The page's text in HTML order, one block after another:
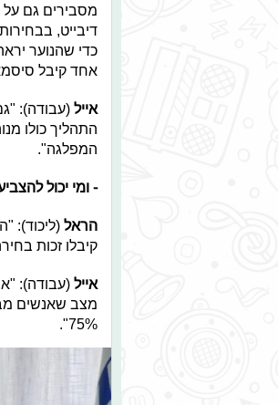
מסבירים גם
כדי שהנוער
אחד קיבל
אייל (עבודה):
התהליך כולו
המפלגה".
- ומי יכול
הראל (ליכוד):
קיבלו זכות
אייל (עבודה):
מצב שאנשים
75%".